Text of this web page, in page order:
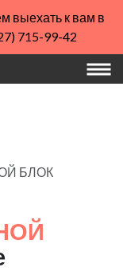
выехать к вам в
715-99-42
БЛОК